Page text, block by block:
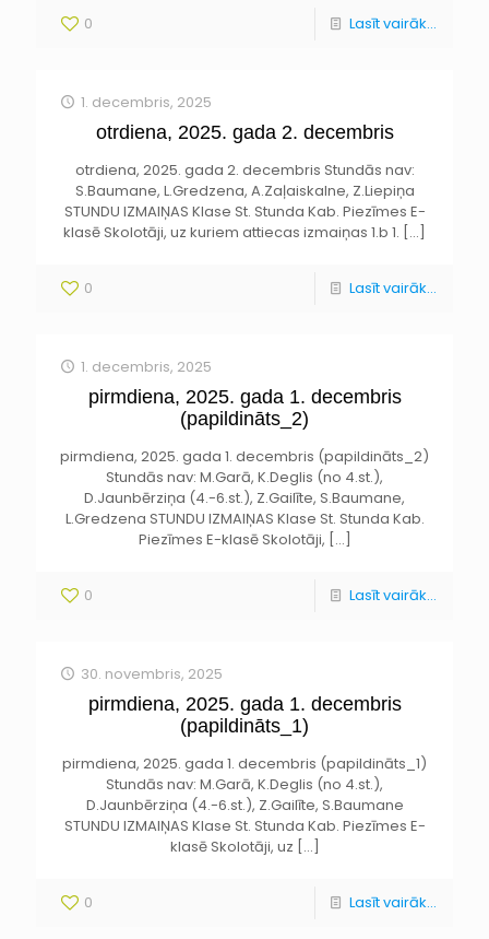
0 Lasīt vairāk...
1. decembris, 2025
otrdiena, 2025. gada 2. decembris
otrdiena, 2025. gada 2. decembris Stundās nav:
S.Baumane, L.Gredzena, A.Zaļaiskalne, Z.Liepiņa
STUNDU IZMAIŅAS Klase St. Stunda Kab. Piezīmes E-
klasē Skolotāji, uz kuriem attiecas izmaiņas 1.b 1. […]
0 Lasīt vairāk...
1. decembris, 2025
pirmdiena, 2025. gada 1. decembris
(papildināts_2)
pirmdiena, 2025. gada 1. decembris (papildināts_2)
Stundās nav: M.Garā, K.Deglis (no 4.st.),
D.Jaunbērziņa (4.-6.st.), Z.Gailīte, S.Baumane,
L.Gredzena STUNDU IZMAIŅAS Klase St. Stunda Kab.
Piezīmes E-klasē Skolotāji, […]
0 Lasīt vairāk...
30. novembris, 2025
pirmdiena, 2025. gada 1. decembris
(papildināts_1)
pirmdiena, 2025. gada 1. decembris (papildināts_1)
Stundās nav: M.Garā, K.Deglis (no 4.st.),
D.Jaunbērziņa (4.-6.st.), Z.Gailīte, S.Baumane
STUNDU IZMAIŅAS Klase St. Stunda Kab. Piezīmes E-
klasē Skolotāji, uz […]
0 Lasīt vairāk...